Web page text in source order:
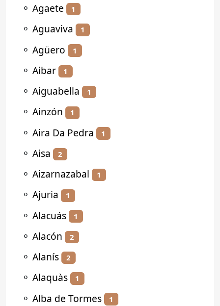
⚬ Agaete 1
⚬ Aguaviva 1
⚬ Agüero 1
⚬ Aibar 1
⚬ Aiguabella 1
⚬ Ainzón 1
⚬ Aira Da Pedra 1
⚬ Aisa 2
⚬ Aizarnazabal 1
⚬ Ajuria 1
⚬ Alacuás 1
⚬ Alacón 2
⚬ Alanís 2
⚬ Alaquàs 1
⚬ Alba de Tormes 1